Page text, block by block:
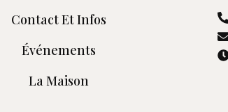
Contact Et Infos
Événements
La Maison